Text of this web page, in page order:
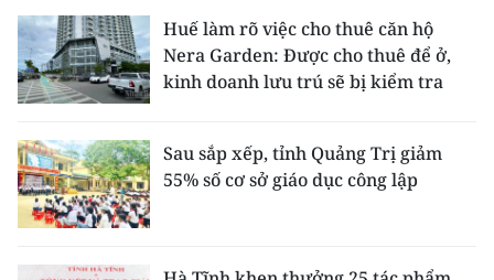
Huế làm rõ việc cho thuê căn hộ
Nera Garden: Được cho thuê để ở,
kinh doanh lưu trú sẽ bị kiểm tra
Sau sắp xếp, tỉnh Quảng Trị giảm
55% số cơ sở giáo dục công lập